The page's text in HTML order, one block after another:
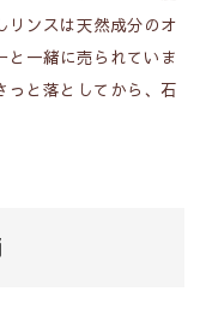
リンスは天然成分のオ
と一緒に売られていま
っと落としてから、石